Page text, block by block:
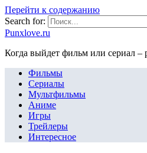
Перейти к содержанию
Search for:
Punxlove.ru
Когда выйдет фильм или сериал –
Фильмы
Сериалы
Мультфильмы
Аниме
Игры
Трейлеры
Интересное